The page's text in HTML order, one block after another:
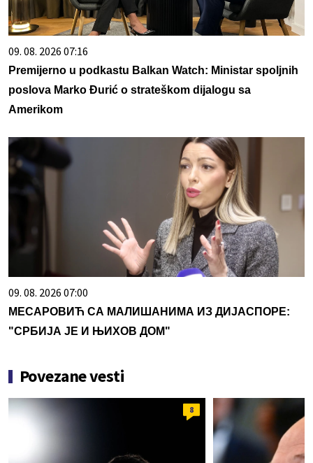
09. 08. 2026 07:16
Premijerno u podkastu Balkan Watch: Ministar spoljnih
poslova Marko Đurić o strateškom dijalogu sa
Amerikom
09. 08. 2026 07:00
МЕСАРОВИЋ СА МАЛИШАНИМА ИЗ ДИЈАСПОРЕ:
"СРБИЈА ЈЕ И ЊИХОВ ДОМ"
Povezane vesti
8